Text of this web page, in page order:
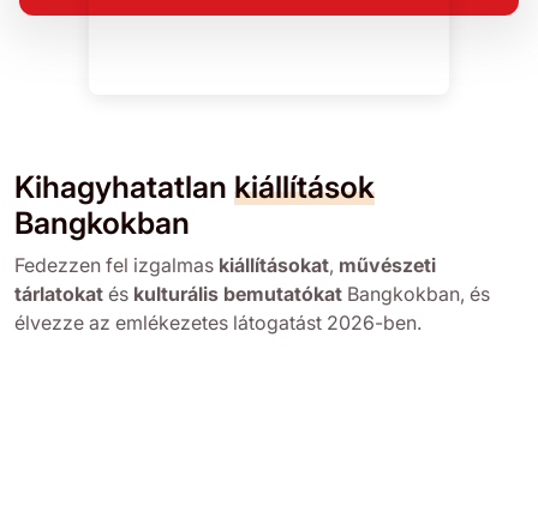
Kihagyhatatlan kiállítások
Bangkokban
Fedezzen fel izgalmas kiállításokat, művészeti
tárlatokat és kulturális bemutatókat Bangkokban, és
élvezze az emlékezetes látogatást 2026-ben.